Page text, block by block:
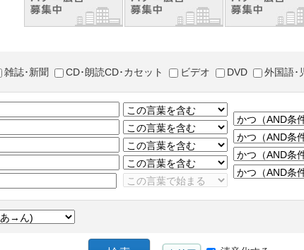
雑誌･新聞 CD･朗読CD･カセット ビデオ DVD 外国語･